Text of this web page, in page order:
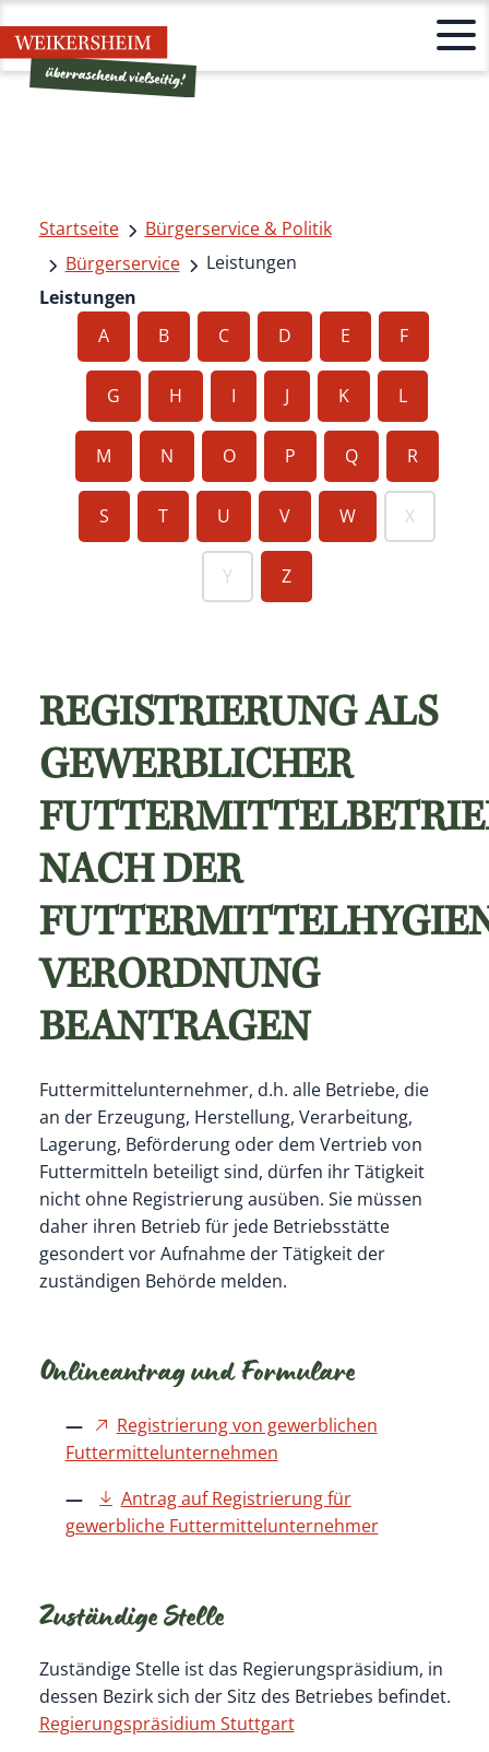
Startseite
Bürgerservice & Politik
Bürgerservice
Leistungen
Leistungen
A
B C D E F
G H I J K L
M N O P Q R
S T U V W X
Y Z
REGISTRIERUNG ALS
GEWERBLICHER
NACH DER
VERORDNUNG
BEANTRAGEN
Futtermittelunternehmer, d.h. alle Betriebe, die
an der Erzeugung, Herstellung, Verarbeitung,
Lagerung, Beförderung oder dem Vertrieb von
Futtermitteln beteiligt sind, dürfen ihr Tätigkeit
nicht ohne Registrierung ausüben. Sie müssen
daher ihren Betrieb für jede Betriebsstätte
gesondert vor Aufnahme der Tätigkeit der
zuständigen Behörde melden.
Onlineantrag und Formulare
Registrierung von gewerblichen
Futtermittelunternehmen
Antrag auf Registrierung für
gewerbliche Futtermittelunternehmer
Zuständige Stelle
Zuständige Stelle ist das Regierungspräsidium, in
dessen Bezirk sich der Sitz des Betriebes befindet.
Regierungspräsidium Stuttgart